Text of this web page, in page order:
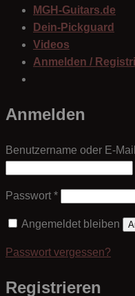
MGH-Guitars.de
Dein-Pickguard
Videos
Anmelden /
Anmelden
Benutzername oder E-
Passwort *Erforderlich
Angemeldet bleiben
Passwort vergessen?
Registrieren